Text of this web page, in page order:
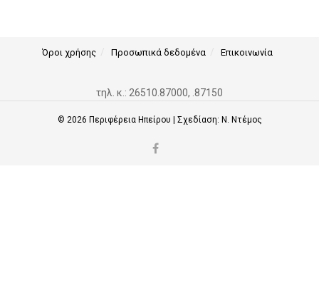
Όροι χρήσης Προσωπικά δεδομένα Επικοινωνία
τηλ. κ.: 26510.87000, .87150
© 2026 Περιφέρεια Ηπείρου | Σχεδίαση: Ν. Ντέμος